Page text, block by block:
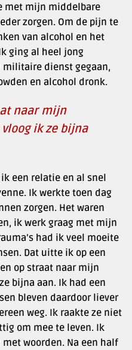
met mijn middelbare
zorgen. Om de pijn te
van alcohol en het
ging al heel jong
dienst gegaan,
en alcohol dronk.
naar mijn
ik ze bijna
een relatie en al snel
Ik werkte toen dag
zorgen. Het waren
ik werk graag met mijn
had ik veel moeite
Dat uitte ik op een
op straat naar mijn
bijna aan. Ik had een
bleven daardoor liever
weg. Ik raakte ze niet
om mee te leven. Ik
woorden. Na een half